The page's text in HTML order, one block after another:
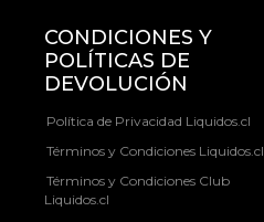
CONDICIONES Y
POLÍTICAS DE
DEVOLUCIÓN
Política de Privacidad Liquidos.cl
Términos y Condiciones Liquidos.cl
Términos y Condiciones Club
Liquidos.cl